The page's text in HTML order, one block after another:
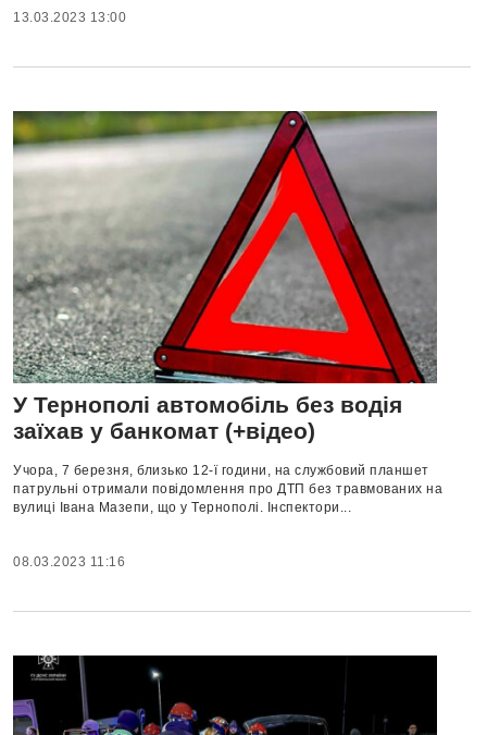
13.03.2023 13:00
У Тернополі автомобіль без водія
заїхав у банкомат (+відео)
Учора, 7 березня, близько 12-ї години, на службовий планшет
патрульні отримали повідомлення про ДТП без травмованих на
вулиці Івана Мазепи, що у Тернополі. Інспектори...
08.03.2023 11:16